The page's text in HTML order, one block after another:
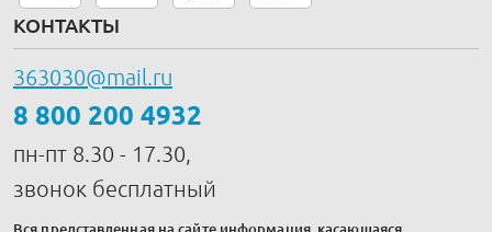
КОНТАКТЫ
363030@mail.ru
8 800 200 4932
пн-пт 8.30 - 17.30,
звонок бесплатный